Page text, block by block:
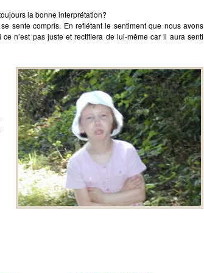
la bonne interprétation?
sente compris. En reflétant le sentiment que nous avons
n’est pas juste et rectifiera de lui-même car il aura senti